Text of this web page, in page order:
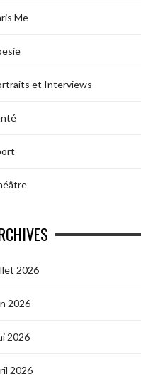
Me
et Interviews
2026
2026
2026
2026